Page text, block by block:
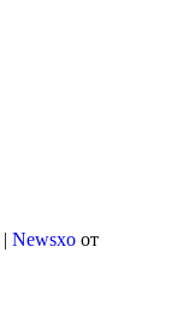
| Newsxo от